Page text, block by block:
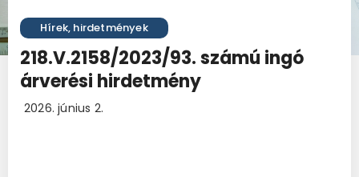
Hírek, hirdetmények
218.V.2158/2023/93. számú ingó
árverési hirdetmény
2026. június 2.